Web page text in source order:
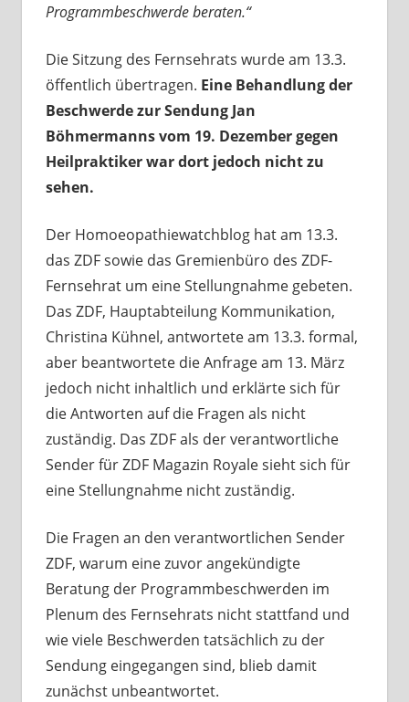
Programmbeschwerde beraten.“
Die Sitzung des Fernsehrats wurde am 13.3.
öffentlich übertragen. Eine Behandlung der
Beschwerde zur Sendung Jan
Böhmermanns vom 19. Dezember gegen
Heilpraktiker war dort jedoch nicht zu
sehen.
Der Homoeopathiewatchblog hat am 13.3.
das ZDFsowie das Gremienbüro des ZDF-
Fernsehratum eine Stellungnahme gebeten.
Das ZDF, Hauptabteilung Kommunikation,
Christina Kühnel, antwortete am 13.3. formal,
aber beantwortete die Anfrage am 13. März
jedoch nicht inhaltlich und erklärte sich für
die Antworten auf die Fragen als nicht
zuständig. Das ZDF als der verantwortliche
Sender für ZDF Magazin Royale sieht sich für
eine Stellungnahme nicht zuständig.
Die Fragen an den verantwortlichen Sender
ZDF, warum eine zuvor angekündigte
Beratung der Programmbeschwerden im
Plenum des Fernsehrats nicht stattfand und
wie viele Beschwerden tatsächlich zu der
Sendung eingegangen sind, blieb damit
zunächst unbeantwortet.